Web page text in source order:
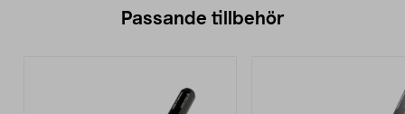
Passande tillbehör